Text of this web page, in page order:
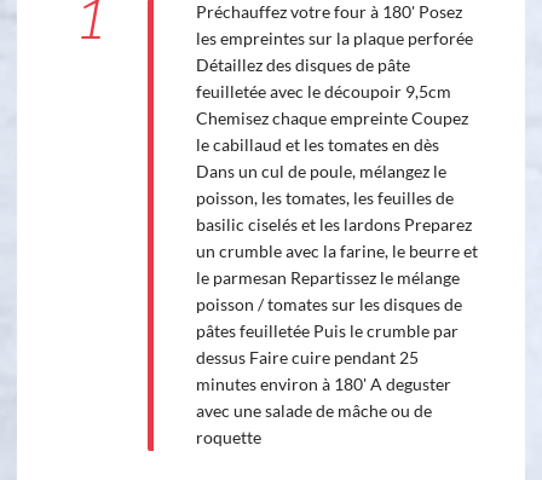
1
Préchauffez votre four à 180' Posez
les empreintes sur la plaque perforée
Détaillez des disques de pâte
feuilletée avec le découpoir 9,5cm
Chemisez chaque empreinte Coupez
le cabillaud et les tomates en dès
Dans un cul de poule, mélangez le
poisson, les tomates, les feuilles de
basilic ciselés et les lardons Preparez
un crumble avec la farine, le beurre et
le parmesan Repartissez le mélange
poisson / tomates sur les disques de
pâtes feuilletée Puis le crumble par
dessus Faire cuire pendant 25
minutes environ à 180' A deguster
avec une salade de mâche ou de
roquette